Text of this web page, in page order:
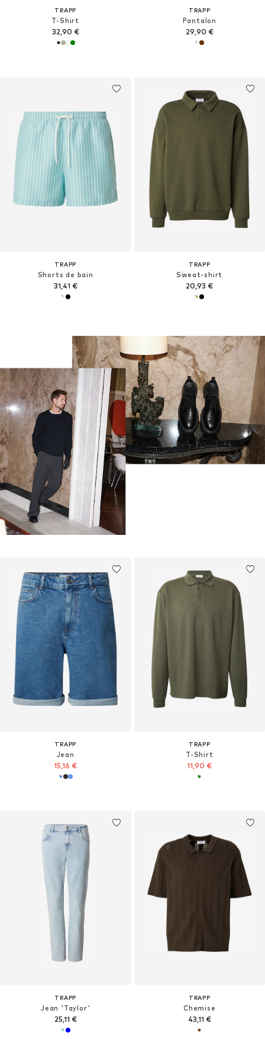
TRAPP
T-Shirt
32,90 €
TRAPP
Pantalon
29,90 €
TRAPP
Shorts de bain
31,41 €
TRAPP
Sweat-shirt
20,93 €
TRAPP
Jean
15,16 €
TRAPP
T-Shirt
11,90 €
TRAPP
Jean 'Taylor'
25,11 €
TRAPP
Chemise
43,11 €